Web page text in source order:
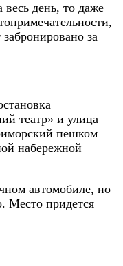
день, то даже
за
театр» и улица
пешком
набережной
автомобиле, но
Место придется